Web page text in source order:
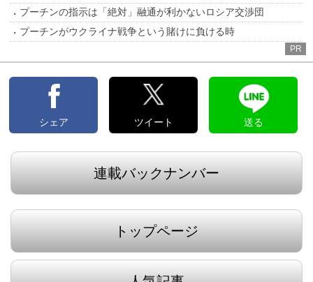
プーチンの指示は「絶対」融通が利かないロシア交渉団
プーチンがウクライナ戦争という賭けに負ける時
PR
シェア ツイート 送る
連載バックナンバー
トップページ